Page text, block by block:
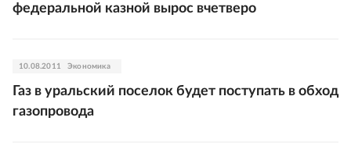
федеральной казной вырос вчетверо
10.08.2011 Экономика
Газ в уральский поселок будет поступать в обход
газопровода